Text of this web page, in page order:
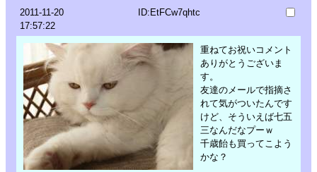
2011-11-20
17:57:22
ID:EtFCw7qhtc
重ねてお祝いコメント
ありがとうございま
す。
友達のメールで指摘さ
れて気がついたんです
けど、そういえば七五
三なんだなプーｗ
千歳飴も買ってこよう
かな？